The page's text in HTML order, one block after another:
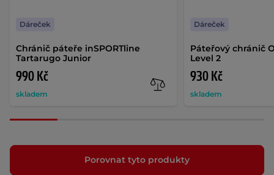
Chránič páteře inSPORTline
Tartarugo Junior
990 Kč
skladem
Dáreček
Páteřový chránič
Level 2
930 Kč
skladem
Dáreček
Porovnat tyto produkty